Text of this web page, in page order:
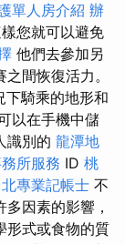
單人房介紹 辦
您就可以避免
他們去參加另
間恢復活力。
下騎乘的地形和
以在手機中儲
識別的 龍潭地
所服務 ID 桃
專業記帳士 不
因素的影響，
形式或食物的質